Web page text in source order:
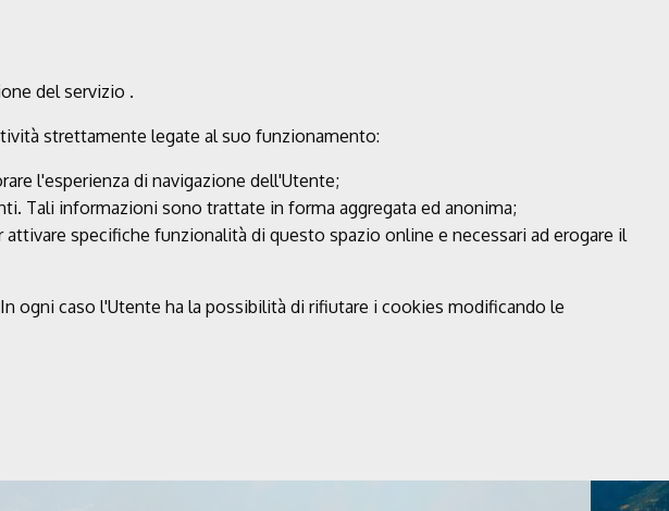
del servizio .
strettamente legate al suo funzionamento:
l'esperienza di navigazione dell'Utente;
Tali informazioni sono trattate in forma aggregata ed anonima;
attivare specifiche funzionalità di questo spazio online e necessari ad erogare il
ogni caso l'Utente ha la possibilità di rifiutare i cookies modificando le